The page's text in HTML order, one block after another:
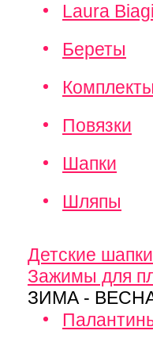
Laura
Береты
Комплекты
Повязки
Шапки
Шляпы
Детские
Зажимы для
ЗИМА -